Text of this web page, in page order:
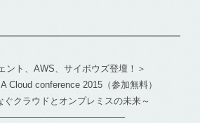
ント、AWS、サイボウズ登壇！＞
conference 2015（参加無料）
ラウドとオンプレミスの未来～